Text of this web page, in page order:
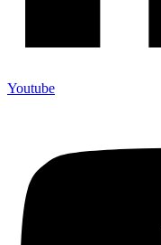
Youtube